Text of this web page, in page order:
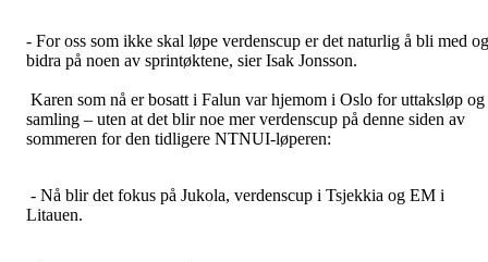
- For oss som ikke skal løpe verdenscup er det naturlig å bli med og
bidra på noen av sprintøktene, sier Isak Jonsson.
Karen som nå er bosatt i Falun var hjemom i Oslo for uttaksløp og
samling – uten at det blir noe mer verdenscup på denne siden av
sommeren for den tidligere NTNUI-løperen:
- Nå blir det fokus på Jukola, verdenscup i Tsjekkia og EM i
Litauen.